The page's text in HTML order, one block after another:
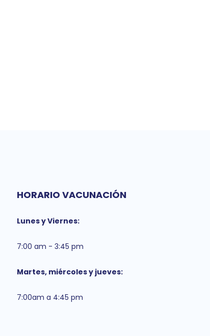
HORARIO VACUNACIÓN
Lunes y Viernes:
7:00 am - 3:45 pm
Martes, miércoles y jueves:
7:00am a 4:45 pm